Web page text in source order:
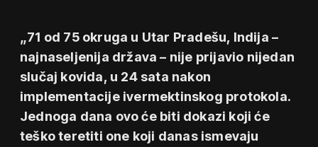
„71 od 75 okruga u Utar Pradešu, Indija –
najnaseljenija država – nije prijavio nijedan
slučaj kovida, u 24 sata nakon
implementacije ivermektinskog protokola.
Jednoga dana ovo će biti dokazi koji će
teško teretiti one koji danas ismevaju